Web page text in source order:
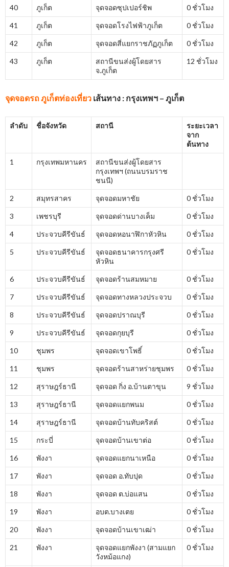
40 ภูเก็ต จุดจอดซุปเปอร์ชิพ 0 ชั่วโมง
41 ภูเก็ต จุดจอดโรงไฟฟ้าภูเก็ต 0 ชั่วโมง
42 ภูเก็ต จุดจอดสี่แยกราชภัฏภูเก็ต 0 ชั่วโมง
43 ภูเก็ต
สถานีขนส่งผู้โดยสาร
จ.ภูเก็ต
12 ชั่วโมง
จุดจอดรถ ภูเก็ตท่องเที่ยว เส้นทาง : กรุงเทพฯ – ภูเก็ต
ลำดับ ชื่อจังหวัด สถานี
ระยะเวลา
จาก
ต้นทาง
1 กรุงเทพมหานคร
สถานีขนส่งผู้โดยสาร
กรุงเทพฯ (ถนนบรมราช
ชนนี)
2 สมุทรสาคร จุดจอดมหาชัย 0 ชั่วโมง
3 เพชรบุรี จุดจอดด่านบางเค็ม 0 ชั่วโมง
4 ประจวบคีรีขันธ์ จุดจอดหอนาฬิกาหัวหิน 0 ชั่วโมง
5 ประจวบคีรีขันธ์
จุดจอดธนาคารกรุงศรี
หัวหิน
0 ชั่วโมง
6 ประจวบคีรีขันธ์ จุดจอดร้านสมหมาย 0 ชั่วโมง
7 ประจวบคีรีขันธ์ จุดจอดทางหลวงประจวบ 0 ชั่วโมง
8 ประจวบคีรีขันธ์ จุดจอดปราณบุรี 0 ชั่วโมง
9 ประจวบคีรีขันธ์ จุดจอดกุยบุรี 0 ชั่วโมง
10 ชุมพร จุดจอดเขาโพธิ์ 0 ชั่วโมง
11 ชุมพร จุดจอดร้านสาหร่ายชุมพร 0 ชั่วโมง
12 สุราษฎร์ธานี จุดจอด กิ่ง อ.บ้านตาขุน 9 ชั่วโมง
13 สุราษฎร์ธานี จุดจอดแยกพนม 0 ชั่วโมง
14 สุราษฎร์ธานี จุดจอดบ้านทับคริสต์ 0 ชั่วโมง
15 กระบี่ จุดจอดบ้านเขาต่อ 0 ชั่วโมง
16 พังงา จุดจอดแยกนาเหนือ 0 ชั่วโมง
17 พังงา จุดจอด อ.ทับปุด 0 ชั่วโมง
18 พังงา จุดจอด ต.บ่อแสน 0 ชั่วโมง
19 พังงา อบต.บางเตย 0 ชั่วโมง
20 พังงา จุดจอดบ้านเขาเฒ่า 0 ชั่วโมง
21 พังงา
จุดจอดแยกพังงา (สามแยก
วังหม้อแกง)
0 ชั่วโมง